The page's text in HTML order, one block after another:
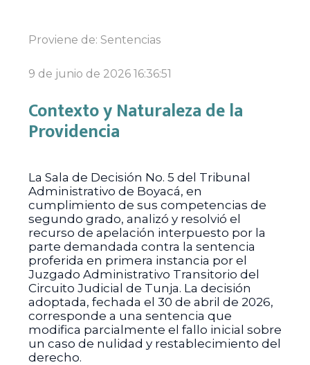
Proviene de: Sentencias
9 de junio de 2026 16:36:51
Contexto y Naturaleza de la
Providencia
La Sala de Decisión No. 5 del Tribunal
Administrativo de Boyacá, en
cumplimiento de sus competencias de
segundo grado, analizó y resolvió el
recurso de apelación interpuesto por la
parte demandada contra la sentencia
proferida en primera instancia por el
Juzgado Administrativo Transitorio del
Circuito Judicial de Tunja. La decisión
adoptada, fechada el 30 de abril de 2026,
corresponde a una sentencia que
modifica parcialmente el fallo inicial sobre
un caso de nulidad y restablecimiento del
derecho.